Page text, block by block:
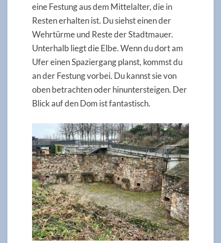
eine Festung aus dem Mittelalter, die in
Resten erhalten ist. Du siehst einen der
Wehrtürme und Reste der Stadtmauer.
Unterhalb liegt die Elbe. Wenn du dort am
Ufer einen Spaziergang planst, kommst du
an der Festung vorbei. Du kannst sie von
oben betrachten oder hinuntersteigen. Der
Blick auf den Dom ist fantastisch.